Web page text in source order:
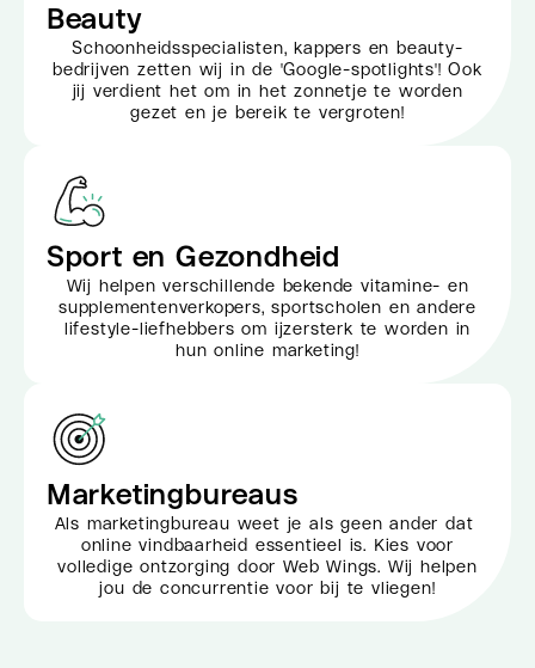
Beauty
Schoonheidsspecialisten, kappers en beauty-
bedrijven zetten wij in de 'Google-spotlights'! Ook
jij verdient het om in het zonnetje te worden
gezet en je bereik te vergroten!
Sport en Gezondheid
Wij helpen verschillende bekende vitamine- en
supplementenverkopers, sportscholen en andere
lifestyle-liefhebbers om ijzersterk te worden in
hun online marketing!
Marketingbureaus
Als marketingbureau weet je als geen ander dat
online vindbaarheid essentieel is. Kies voor
volledige ontzorging door Web Wings. Wij helpen
jou de concurrentie voor bij te vliegen!